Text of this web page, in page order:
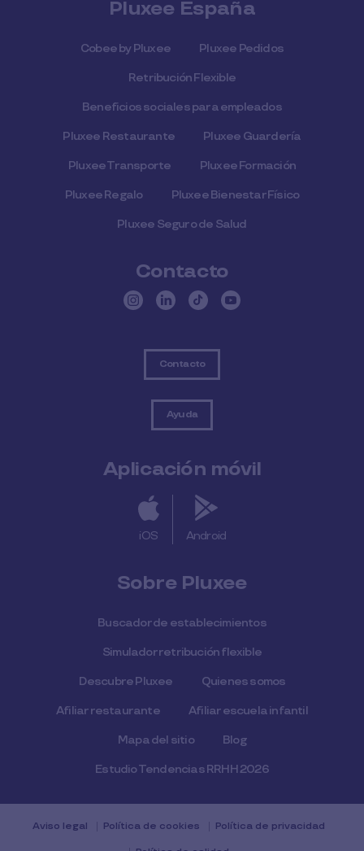
Pluxee España
Cobee by Pluxee Pluxee Pedidos
Retribución Flexible
Beneficios sociales para empleados
Pluxee Restaurante Pluxee Guardería
Pluxee Transporte Pluxee Formación
Pluxee Regalo Pluxee Bienestar Físico
Pluxee Seguro de Salud
Contacto
Contacto
Ayuda
Aplicación móvil
iOS Android
Sobre Pluxee
Buscador de establecimientos
Simulador retribución flexible
Descubre Pluxee Quienes somos
Afiliar restaurante Afiliar escuela infantil
Mapa del sitio Blog
Estudio Tendencias RRHH 2026
Aviso legal Política de cookies Política de privacidad